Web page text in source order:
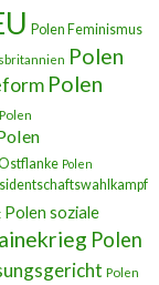
Polen Feminismus
Polen
Polen
Polen
Polen
Polen soziale
Polen
Polen